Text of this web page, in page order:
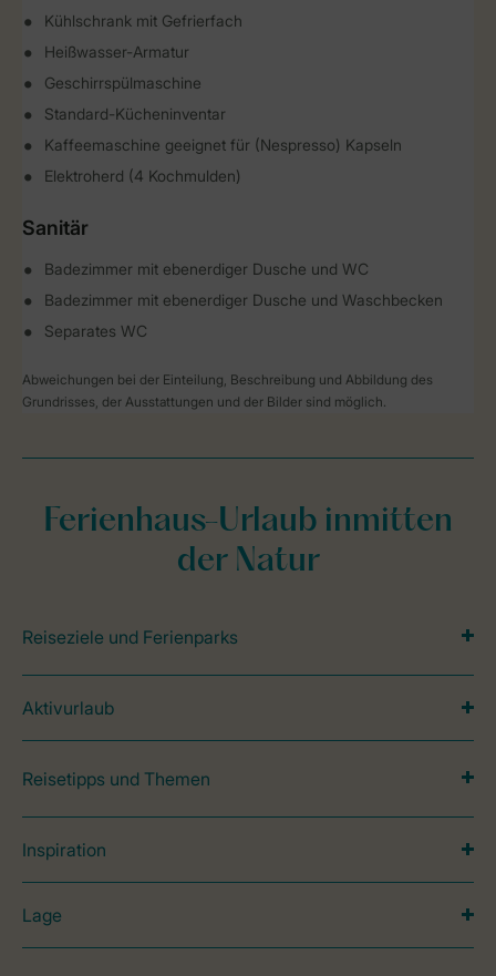
Kühlschrank mit Gefrierfach
Heißwasser-Armatur
Geschirrspülmaschine
Standard-Kücheninventar
Kaffeemaschine geeignet für (Nespresso) Kapseln
Elektroherd (4 Kochmulden)
Sanitär
Badezimmer mit ebenerdiger Dusche und WC
Badezimmer mit ebenerdiger Dusche und Waschbecken
Separates WC
Abweichungen bei der Einteilung, Beschreibung und Abbildung des
Grundrisses, der Ausstattungen und der Bilder sind möglich.
Ferienhaus-Urlaub inmitten
der Natur
Reiseziele und Ferienparks
Aktivurlaub
Reisetipps und Themen
Inspiration
Lage